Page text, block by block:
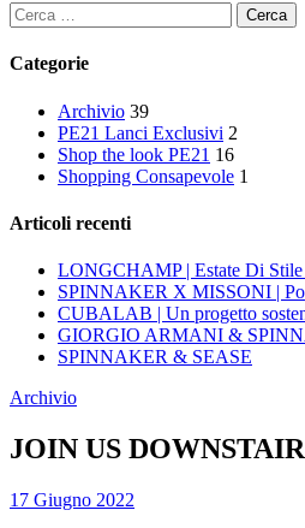
Ricerca
per:
Categorie
Archivio 39
PE21 Lanci Exclusivi 2
Shop the look PE21 16
Shopping Consapevole 1
Articoli recenti
LONGCHAMP | Estate Di
SPINNAKER X MISSONI |
CUBALAB | Un progetto
GIORGIO ARMANI &
SPINNAKER & SEASE
Archivio
JOIN US
17 Giugno 2022